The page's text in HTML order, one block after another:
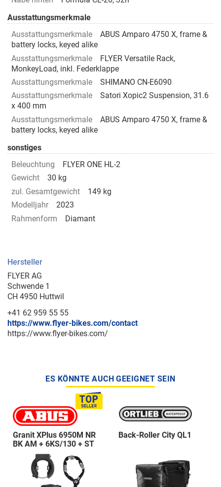
Ausstattungsmerkmale
Ausstattungsmerkmale
ABUS Amparo 4750 X, frame &
battery locks, keyed alike
Ausstattungsmerkmale
FLYER Versatile Rack,
MonkeyLoad, inkl. Federklappe
Ausstattungsmerkmale
SHIMANO CN-E6090
Ausstattungsmerkmale
Satori Xopic2 Suspension, 31.6
x 400 mm
Ausstattungsmerkmale
ABUS Amparo 4750 X, frame &
battery locks, keyed alike
sonstiges
Beleuchtung
FLYER ONE HL-2
Gewicht
30 kg
zul. Gesamtgewicht
149 kg
Modelljahr
2023
Rahmenform
Diamant
Hersteller
FLYER AG
Schwende 1
CH 4950 Huttwil
+41 62 959 55 55
https://www.flyer-bikes.com/contact
https://www.flyer-bikes.com/
ES KÖNNTE AUCH GEEIGNET SEIN
Granit XPlus 6950M NR
BK AM + 6KS/130 + ST
Back-Roller City QL1